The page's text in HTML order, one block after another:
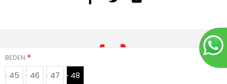
BEDEN *
45 46 47 48